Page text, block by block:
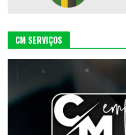
CM SERVIÇOS